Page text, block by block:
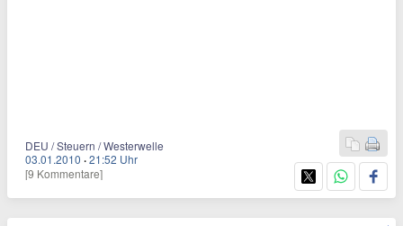
DEU / Steuern / Westerwelle
03.01.2010 ·21:52 Uhr
[9 Kommentare]